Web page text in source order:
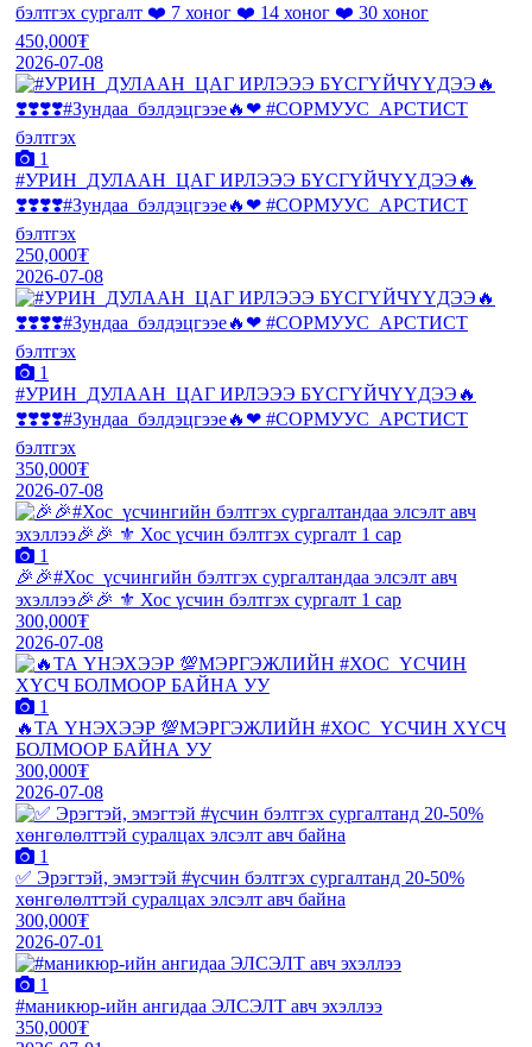
бэлтгэх сургалт ❤️ 7 хоног ❤️ 14 хоног ❤️ 30 хоног
450,000₮
2026-07-08
1
#УРИН_ДУЛААН_ЦАГ ИРЛЭЭЭ БҮСГҮЙЧҮҮДЭЭ🔥
❣️❣️❣️❣️#Зундаа_бэлдэцгээе🔥❤ #СОРМУУС_АРСТИСТ
бэлтгэх
250,000₮
2026-07-08
1
#УРИН_ДУЛААН_ЦАГ ИРЛЭЭЭ БҮСГҮЙЧҮҮДЭЭ🔥
❣️❣️❣️❣️#Зундаа_бэлдэцгээе🔥❤ #СОРМУУС_АРСТИСТ
бэлтгэх
350,000₮
2026-07-08
1
🎉🎉#Хос_үсчингийн бэлтгэх сургалтандаа элсэлт авч
эхэллээ🎉🎉 ⚜️ Хос үсчин бэлтгэх сургалт 1 сар
300,000₮
2026-07-08
1
🔥ТА ҮНЭХЭЭР 💯МЭРГЭЖЛИЙН #ХОС_ҮСЧИН ХҮСЧ
БОЛМООР БАЙНА УУ
300,000₮
2026-07-08
1
✅ Эрэгтэй, эмэгтэй #үсчин бэлтгэх сургалтанд 20-50%
хөнгөлөлттэй суралцах элсэлт авч байна
300,000₮
2026-07-01
1
#маникюр-ийн ангидаа ЭЛСЭЛТ авч эхэллээ
350,000₮